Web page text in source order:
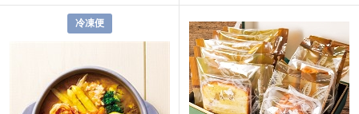
冷凍便